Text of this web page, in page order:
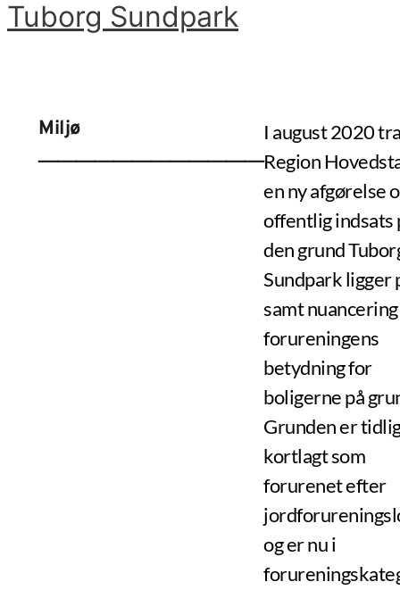
til
Tuborg Sundpark
Miljø
________________________
I august 2020
Region
en ny afgørelse
offentlig indsats
den grund
Sundpark ligger
samt
forureningens
betydning for
boligerne på
Grunden er
kortlagt som
forurenet efter
og er nu i